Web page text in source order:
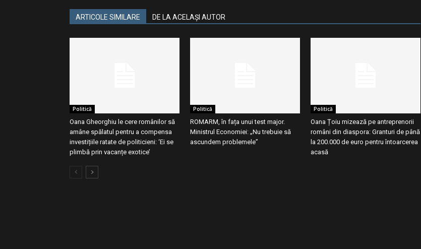
ARTICOLE SIMILARE DE LA ACELAȘI AUTOR
Politică
Oana Gheorghiu le cere românilor să
amâne spălatul pentru a compensa
investițiile ratate de politicieni: ‘Ei se
plimbă prin vacanțe exotice’
Politică
ROMARM, în fața unui test major.
Ministrul Economiei: „Nu trebuie să
ascundem problemele”
Politică
Oana Țoiu mizează pe antreprenorii
români din diaspora: Granturi de până
la 200.000 de euro pentru întoarcerea
acasă